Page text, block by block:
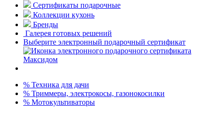
Сертификаты подарочные
Коллекции кухонь
Бренды
Галерея готовых решений
Выберите электронный подарочный сертификат
% Техника для дачи
% Триммеры, электрокосы, газонокосилки
% Мотокультиваторы